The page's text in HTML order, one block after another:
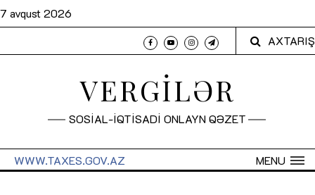
7 avqust 2026
AXTARIŞ
VERGİLƏR
SOSİAL-İQTİSADİ ONLAYN QƏZET
MENU
WWW.TAXES.GOV.AZ